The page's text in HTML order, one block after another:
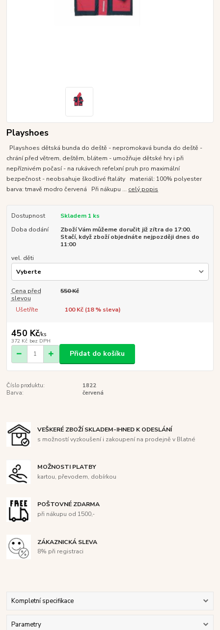
Playshoes
Playshoes dětská bunda do deště - nepromokavá bunda do deště -
chrání před větrem, deštěm, blátem - umožňuje dětské hry i při
nepříznivém počasí - na rukávech refelxní pruh pro maximální
bezpečnost - neobsahuje škodlivé ftaláty materiál: 100% polyester
barva: tmavě modro červená Při nákupu ... celý popis
Dostupnost
Skladem 1 ks
Doba dodání
Zboží Vám můžeme doručit již zítra do 17:00.
Stačí, když zboží objednáte nejpozději dnes do
11:00
vel. děti
Cena před
slevou
550 Kč
Ušetříte 100 Kč (18% sleva)
450 Kč/ks
372 Kč bez DPH
Přidat do košíku
Číslo produktu:
1822
Barva:
červená
VEŠKERÉ ZBOŽÍ SKLADEM-IHNED K ODESLÁNÍ
s možností vyzkoušení i zakoupení na prodejně v Blatné
MOŽNOSTI PLATBY
kartou, převodem, dobírkou
POŠTOVNÉ ZDARMA
při nákupu od 1500,-
ZÁKAZNICKÁ SLEVA
8% při registraci
Kompletní specifikace
Parametry